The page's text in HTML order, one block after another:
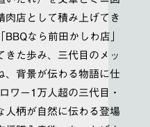
店として積み上げてき
なら前田かしわ店」
た歩み、三代目のメッ
背景が伝わる物語に仕
ワー1万人超の三代目・
柄が自然に伝わる登場